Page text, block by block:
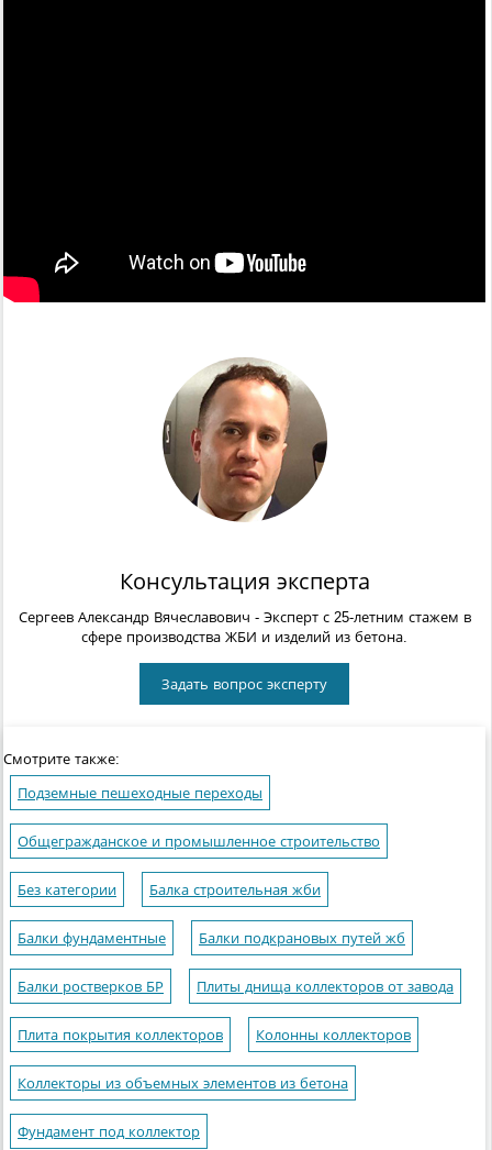
Консультация эксперта
Сергеев Александр Вячеславович - Эксперт с 25-летним стажем в
сфере производства ЖБИ и изделий из бетона.
Задать вопрос эксперту
Смотрите также:
Подземные пешеходные переходы
Общегражданское и промышленное строительство
Без категории Балка строительная жби
Балки фундаментные Балки подкрановых путей жб
Балки ростверков БР Плиты днища коллекторов от завода
Плита покрытия коллекторов Колонны коллекторов
Коллекторы из объемных элементов из бетона
Фундамент под коллектор